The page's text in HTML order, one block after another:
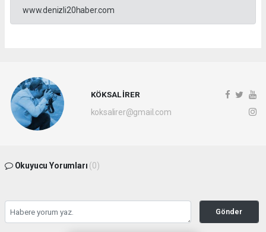
www.denizli20haber.com
KÖKSAL İRER
koksalirer@gmail.com
Okuyucu Yorumları (0)
Gönder